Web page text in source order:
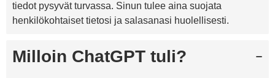
tiedot pysyvät turvassa. Sinun tulee aina suojata
henkilökohtaiset tietosi ja salasanasi huolellisesti.
Milloin ChatGPT tuli?